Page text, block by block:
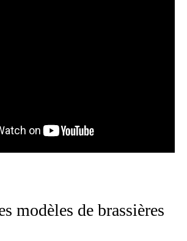
modèles de brassières